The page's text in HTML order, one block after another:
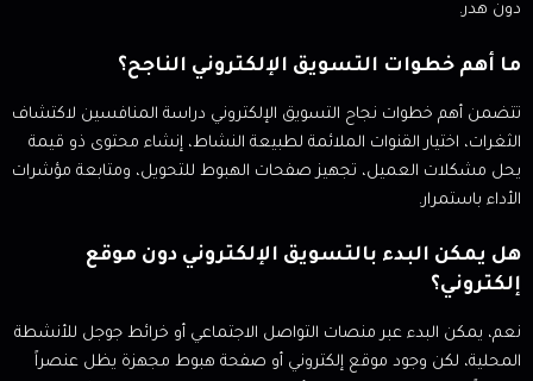
دون هدر.
ما أهم خطوات التسويق الإلكتروني الناجح؟
تتضمن أهم خطوات نجاح التسويق الإلكتروني دراسة المنافسين لاكتشاف
الثغرات، اختيار القنوات الملائمة لطبيعة النشاط، إنشاء محتوى ذو قيمة
يحل مشكلات العميل، تجهيز صفحات الهبوط للتحويل، ومتابعة مؤشرات
الأداء باستمرار.
هل يمكن البدء بالتسويق الإلكتروني دون موقع
إلكتروني؟
نعم، يمكن البدء عبر منصات التواصل الاجتماعي أو خرائط جوجل للأنشطة
المحلية، لكن وجود موقع إلكتروني أو صفحة هبوط مجهزة يظل عنصراً